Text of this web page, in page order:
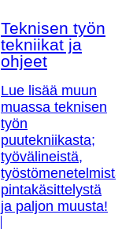
Teknisen työn
tekniikat ja
ohjeet
Lue lisää muun
muassa teknisen
työn
puutekniikasta;
työvälineistä,
pintakäsittelystä
ja paljon muusta!